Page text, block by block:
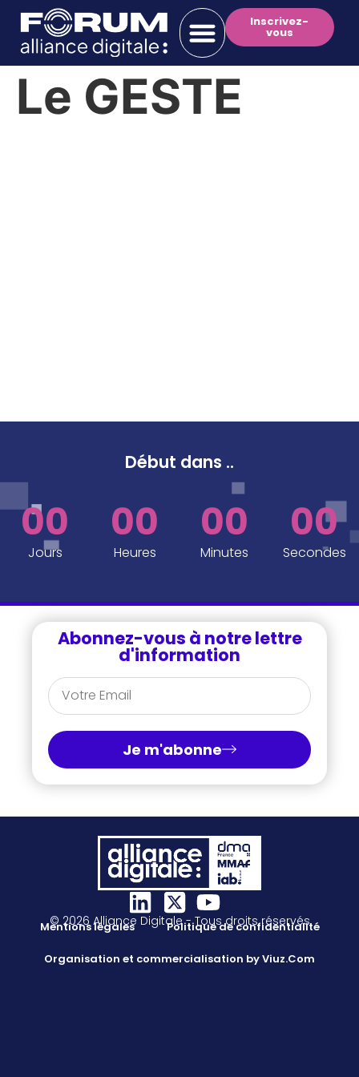
Inscrivez-
vous
Le GESTE
Début dans ..
00
Jours
00
Heures
00
Minutes
00
Secondes
Abonnez-vous à notre lettre
d'information
Je m'abonne
© 2026 Alliance Digitale - Tous droits réservés
Mentions légales Politique de confidentialité
Organisation et commercialisation by Viuz.Com